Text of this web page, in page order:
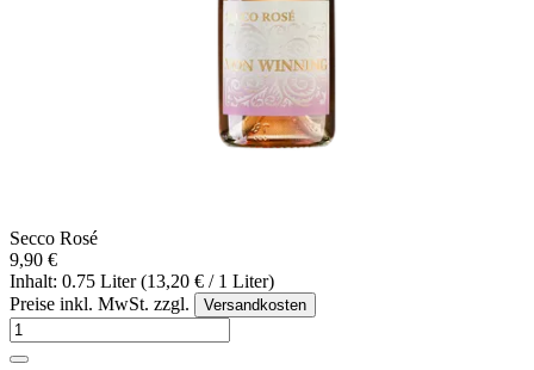
Secco Rosé
9,90 €
Inhalt: 0.75 Liter (13,20 € / 1 Liter)
Preise inkl. MwSt. zzgl.
Versandkosten